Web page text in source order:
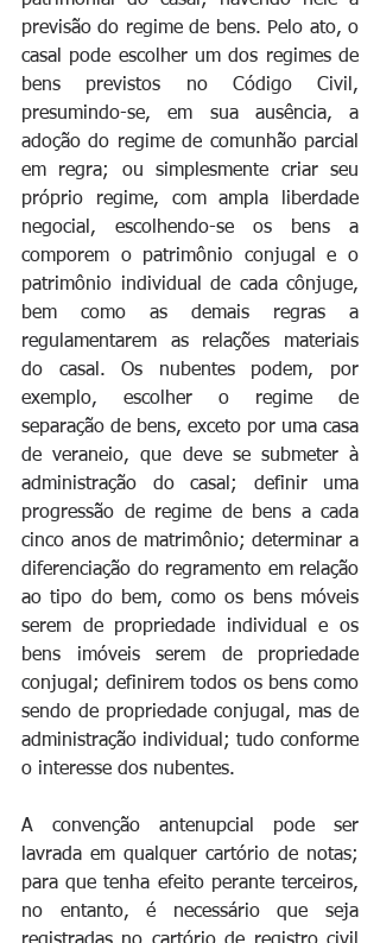
previsão do regime de bens. Pelo ato, o
casal pode escolher um dos regimes de
bens previstos no Código Civil,
presumindo-se, em sua ausência, a
adoção do regime de comunhão parcial
em regra; ou simplesmente criar seu
próprio regime, com ampla liberdade
negocial, escolhendo-se os bens a
comporem o patrimônio conjugal e o
patrimônio individual de cada cônjuge,
bem como as demais regras a
regulamentarem as relações materiais
do casal. Os nubentes podem, por
exemplo, escolher o regime de
separação de bens, exceto por uma casa
de veraneio, que deve se submeter à
administração do casal; definir uma
progressão de regime de bens a cada
cinco anos de matrimônio; determinar a
diferenciação do regramento em relação
ao tipo do bem, como os bens móveis
serem de propriedade individual e os
bens imóveis serem de propriedade
conjugal; definirem todos os bens como
sendo de propriedade conjugal, mas de
administração individual; tudo conforme
o interesse dos nubentes.
A convenção antenupcial pode ser
lavrada em qualquer cartório de notas;
para que tenha efeito perante terceiros,
no entanto, é necessário que seja